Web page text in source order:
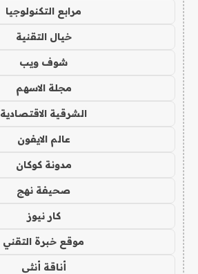
مرابع التكنولوجيا
خيال التقنية
شوف ويب
مجلة الاسهم
الشرقية الاقتصادية
عالم الايفون
مدونة كوكان
صحيفة نهج
كار نيوز
موقع خبرة التقني
أناقة أنثى